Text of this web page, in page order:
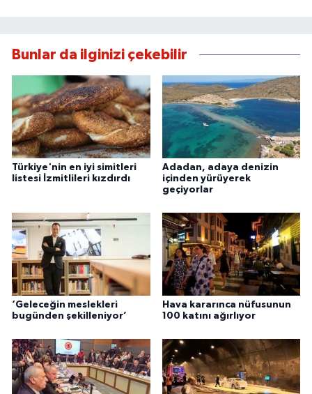
Bunlar da ilginizi çekebilir
Türkiye'nin en iyi simitleri
listesi İzmitlileri kızdırdı
Adadan, adaya denizin
içinden yürüyerek
geçiyorlar
‘Geleceğin meslekleri
bugünden şekilleniyor’
Hava kararınca nüfusunun
100 katını ağırlıyor